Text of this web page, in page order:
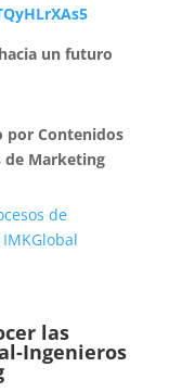
un futuro
por Contenidos
de Marketing
de
las
Ingenieros